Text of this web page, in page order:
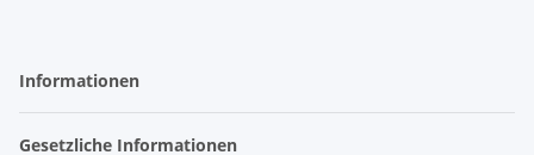
Informationen
Gesetzliche Informationen